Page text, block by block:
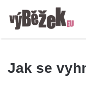
Jak se